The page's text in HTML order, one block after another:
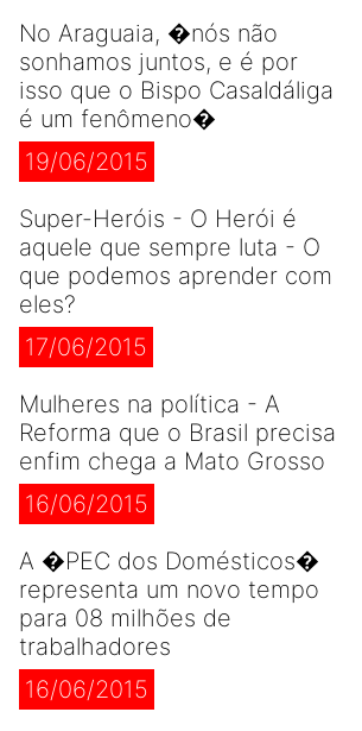
No Araguaia, �nós não
sonhamos juntos, e é por
isso que o Bispo Casaldáliga
é um fenômeno�
19/06/2015
Super-Heróis - O Herói é
aquele que sempre luta - O
que podemos aprender com
eles?
17/06/2015
Mulheres na política - A
Reforma que o Brasil precisa
enfim chega a Mato Grosso
16/06/2015
A �PEC dos Domésticos�
representa um novo tempo
para 08 milhões de
trabalhadores
16/06/2015